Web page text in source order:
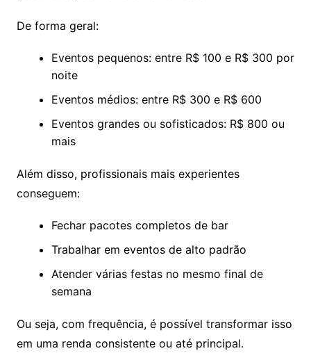
De forma geral:
Eventos pequenos: entre R$ 100 e R$ 300 por
noite
Eventos médios: entre R$ 300 e R$ 600
Eventos grandes ou sofisticados: R$ 800 ou
mais
Além disso, profissionais mais experientes
conseguem:
Fechar pacotes completos de bar
Trabalhar em eventos de alto padrão
Atender várias festas no mesmo final de
semana
Ou seja, com frequência, é possível transformar isso
em uma renda consistente ou até principal.